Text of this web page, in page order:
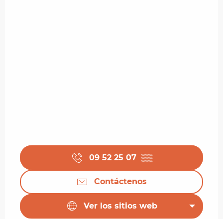
09 52 25 07 ▒▒
Contáctenos
Ver los sitios web